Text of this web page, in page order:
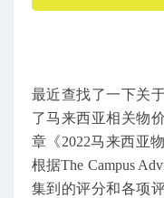
最近查找了一下关
了马来西亚相关物
章《2022马来西亚
根据The Campus
集到的评分和各项